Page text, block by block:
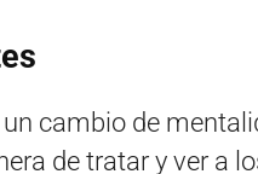
cambio de
de tratar y ver a